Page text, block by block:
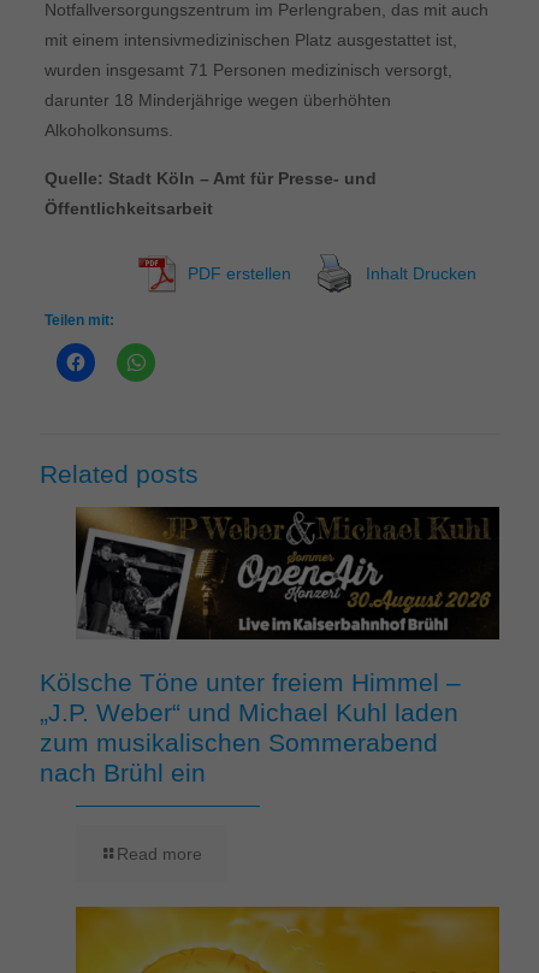
Notfallversorgungszentrum im Perlengraben, das mit auch
mit einem intensivmedizinischen Platz ausgestattet ist,
wurden insgesamt 71 Personen medizinisch versorgt,
darunter 18 Minderjährige wegen überhöhten
Alkoholkonsums.
Quelle: Stadt Köln – Amt für Presse- und
Öffentlichkeitsarbeit
PDF erstellen Inhalt Drucken
Teilen mit:
Related posts
Kölsche Töne unter freiem Himmel –
„J.P. Weber“ und Michael Kuhl laden
zum musikalischen Sommerabend
nach Brühl ein
Read more